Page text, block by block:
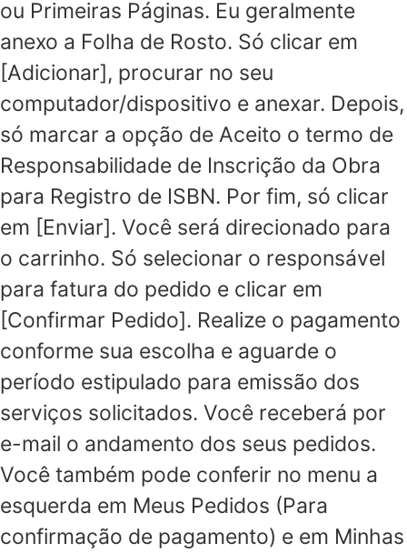
ou Primeiras Páginas. Eu geralmente
anexo a Folha de Rosto. Só clicar em
[Adicionar], procurar no seu
computador/dispositivo e anexar. Depois,
só marcar a opção de Aceito o termo de
Responsabilidade de Inscrição da Obra
para Registro de ISBN. Por fim, só clicar
em [Enviar]. Você será direcionado para
o carrinho. Só selecionar o responsável
para fatura do pedido e clicar em
[Confirmar Pedido]. Realize o pagamento
conforme sua escolha e aguarde o
período estipulado para emissão dos
serviços solicitados. Você receberá por
e-mail o andamento dos seus pedidos.
Você também pode conferir no menu a
esquerda em Meus Pedidos (Para
confirmação de pagamento) e em Minhas